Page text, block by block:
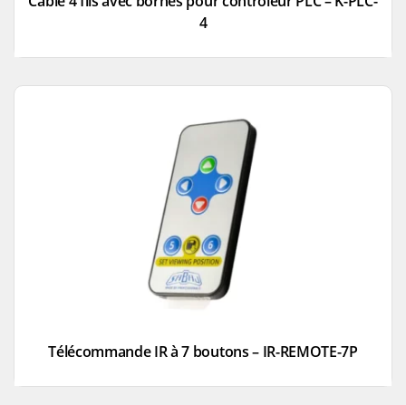
4
Télécommande IR à 7 boutons – IR-REMOTE-7P